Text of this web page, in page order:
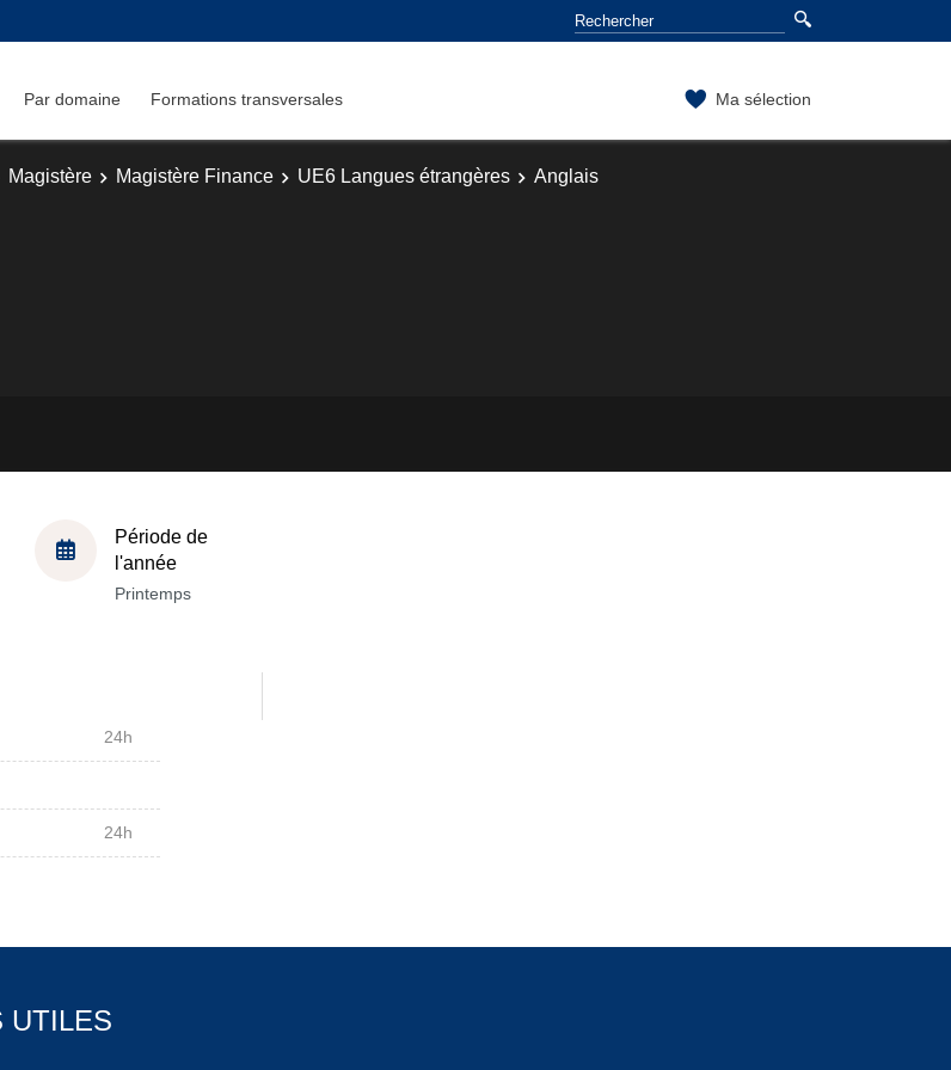
Par domaine Formations transversales Ma sélection
Magistère Magistère Finance UE6 Langues étrangères Anglais
Période de
l'année
Printemps
24h
24h
UTILES